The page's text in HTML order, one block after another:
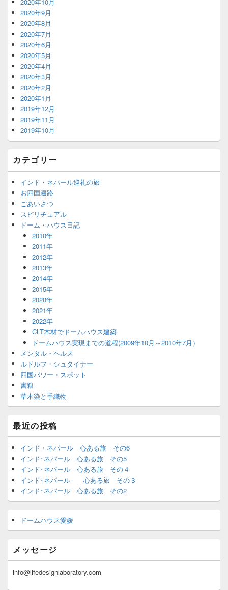
2020年9月
2020年8月
2020年7月
2020年6月
2020年5月
2020年4月
2020年3月
2020年2月
2020年1月
2019年12月
2019年11月
2019年10月
カテゴリー
インド・ネパール巡礼の旅
お四国遍路
ごあいさつ
スピリチュアル
ドーム・ハウス日記
2010年
2011年
2012年
2013年
2014年
2015年
2020年
2021年
2022年
CLT木材でドームハウス建築
ドームハウス実現までの道程(2009年10月～2010年7月）
メンタル・ヘルス
ルドルフ・シュタイナー
四国パワー・スポット
書籍
草木染と手織物
最近の投稿
インド・ネパール 心ある旅 その6
インド･ネパール 心ある旅 その5
インド･ネパール 心ある旅 その４
インド･ネパール 心ある旅 その３
インド･ネパール 心ある旅 その2
ドームハウス愛媛
メッセージ
info@lifedesignlaboratory.com